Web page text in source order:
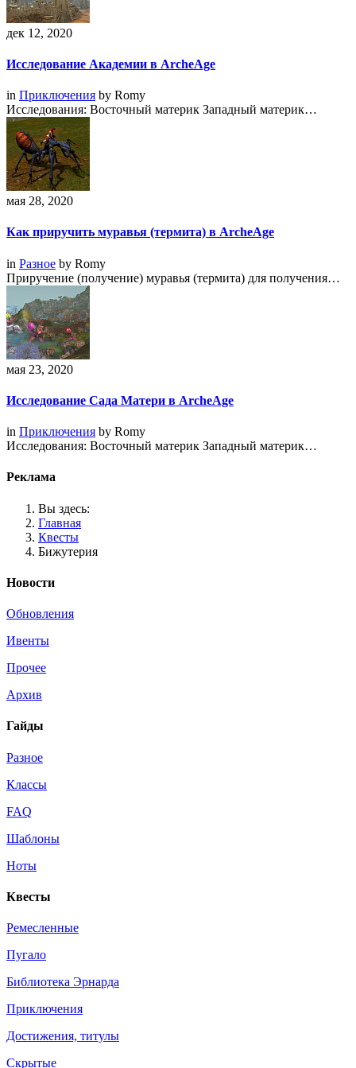
дек 12, 2020
Исследование Академии в ArcheAge
in Приключения by Romy
Исследования: Восточный материк Западный материк…
мая 28, 2020
Как приручить муравья (термита) в ArcheAge
in Разное by Romy
Приручение (получение) муравья (термита) для получения…
мая 23, 2020
Исследование Сада Матери в ArcheAge
in Приключения by Romy
Исследования: Восточный материк Западный материк…
Реклама
Вы здесь:
Главная
Квесты
Бижутерия
Новости
Обновления
Ивенты
Прочее
Архив
Гайды
Разное
Классы
FAQ
Шаблоны
Ноты
Квесты
Ремесленные
Пугало
Библиотека Эрнарда
Приключения
Достижения, титулы
Скрытые